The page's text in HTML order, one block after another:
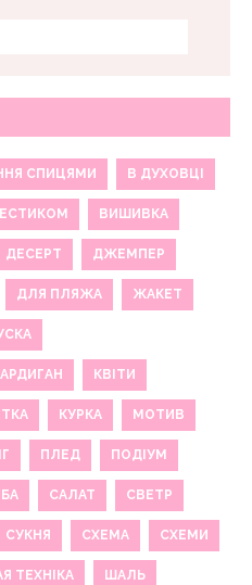
СПИЦЯМИ В ДУХОВЦІ
ВИШИВКА
ДЕСЕРТ ДЖЕМПЕР
ДЛЯ ПЛЯЖА ЖАКЕТ
КВІТИ
КУРКА МОТИВ
ПЛЕД ПОДІУМ
САЛАТ СВЕТР
СУКНЯ СХЕМА СХЕМИ
ТЕХНІКА ШАЛЬ